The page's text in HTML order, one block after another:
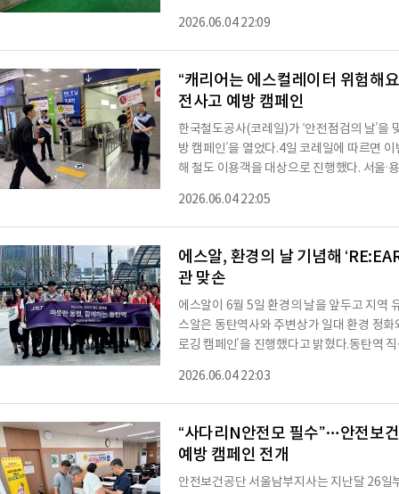
장은 현장에서 온열질환 예방 실태를 직접
여름철 평균기온이 가장 높았다, 올해 또한
열질환 발생 위험이 높아지고 있는 실정이
2026.06.04 22:09
“캐리어는 에스컬레이터 위험해
전사고 예방 캠페인
한국철도공사(코레일)가 ‘안전점검의 날’을
방 캠페인’을 열었다.4일 코레일에 따르면
해 철도 이용객을 대상으로 진행했다. 서울·용산·영등포·청량리·강릉·제천·대전·익산·광주송정·
전수칙인 안전 손잡이 잡기, 걷거나 뛰지 않
며 적극적인 실천을 강조했다. 또 캐리어를
를 이용할 것을 안내했다.캐리어가 에스컬
2026.06.04 22:05
에스알, 환경의 날 기념해
관 맞손
에스알이 6월 5일 환경의 날을 앞두고 지역
스알은 동탄역사와 주변상가 일대 환경 정
로깅 캠페인’을 진행했다고 밝혔다.동탄역
치를 함께 실현했다.캠페인 참여자들은 30
분담해 역사 인근 곳곳에서 정화활동을 펼
“환경의 날을 앞두고 지역 사회를 구성하는
2026.06.04 22:03
“사다리N안전모 필수”…안전보
예방 캠페인 전개
안전보건공단 서울남부지사는 지난달 26